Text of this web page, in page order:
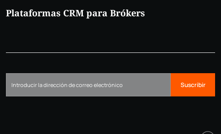
Plataformas CRM para Brókers
Suscribir